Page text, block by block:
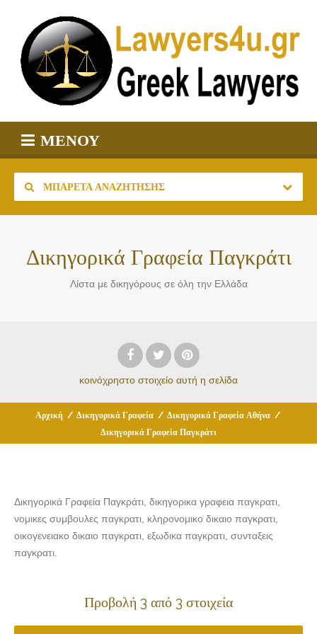
ΜΕΝΟΎ
ΜΠΑΡΈΤΑ ΑΝΑΖΉΤΗΣΗΣ
Δικηγορικά Γραφεία Παγκράτι
Λίστα με δικηγόρους σε όλη την Ελλάδα
κοινόχρηστο στοιχείο αυτή η σελίδα
Αρχική / Δικηγορικά Γραφεία / Δικηγορικά Γραφεία Αθήνα /
Δικηγορικά Γραφεία Παγκράτι
Δικηγορικά Γραφεία Παγκράτι, δικηγορικα γραφεια παγκρατι,
νομικες συμβουλες παγκρατι, κληρονομικο δικαιο παγκρατι,
οικογενειακο δικαιο παγκρατι, εξωδικα παγκρατι, συνταξεις
παγκρατι.
Προβολή 3 από 3 στοιχεία